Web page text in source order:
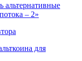
альтернативные
– 2»
для